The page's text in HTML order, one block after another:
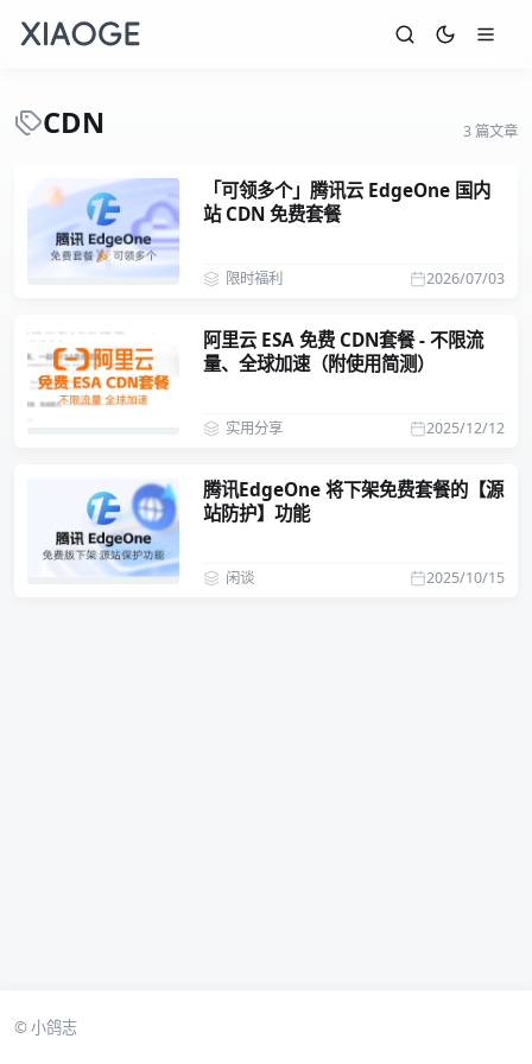
CDN 3 篇文章
「可领多个」腾讯云 EdgeOne 国内
站 CDN 免费套餐
2026/07/03
限时福利
阿里云 ESA 免费 CDN套餐 - 不限流
量、全球加速（附使用简测）
2025/12/12
实用分享
腾讯EdgeOne 将下架免费套餐的【源
站防护】功能
2025/10/15
闲谈
© 小鸽志